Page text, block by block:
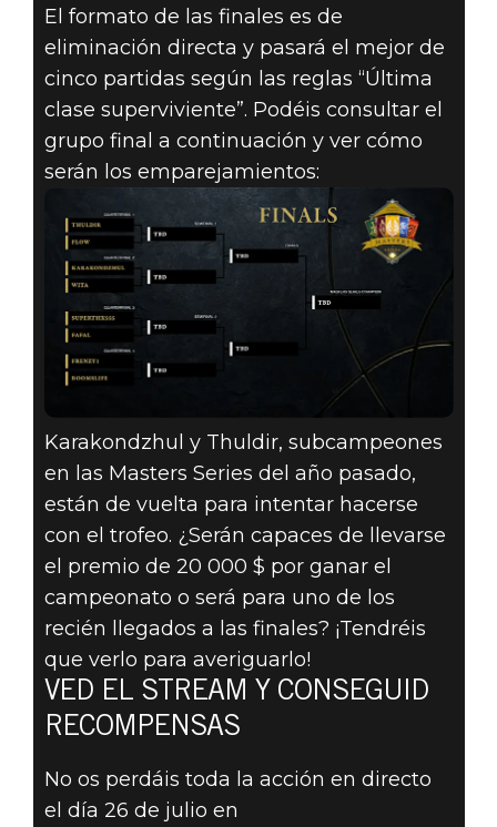
El formato de las finales es de
eliminación directa y pasará el mejor de
cinco partidas según las reglas “Última
clase superviviente”. Podéis consultar el
grupo final a continuación y ver cómo
serán los emparejamientos:
Karakondzhul y Thuldir, subcampeones
en las Masters Series del año pasado,
están de vuelta para intentar hacerse
con el trofeo. ¿Serán capaces de llevarse
el premio de 20 000 $ por ganar el
campeonato o será para uno de los
recién llegados a las finales? ¡Tendréis
que verlo para averiguarlo!
VED EL STREAM Y CONSEGUID
RECOMPENSAS
No os perdáis toda la acción en directo
el día 26 de julio en